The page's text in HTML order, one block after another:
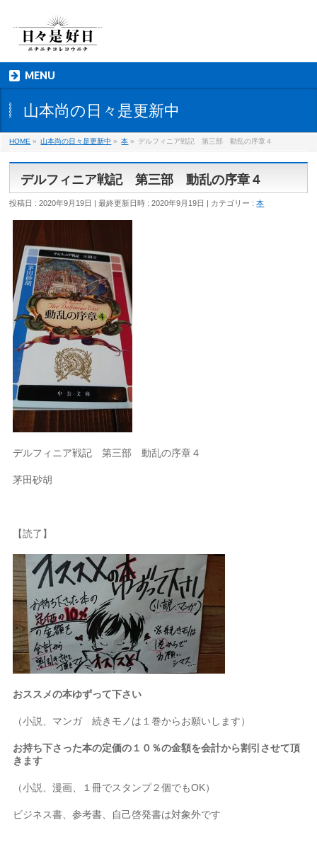
MENU
山本尚の日々是更新中
HOME » 山本尚の日々是更新中 » 本 » デルフィニア戦記 第三部 動乱の序章４
デルフィニア戦記 第三部 動乱の序章４
投稿日 : 2020年9月19日 最終更新日時 : 2020年9月19日 カテゴリー :本
デルフィニア戦記 第三部 動乱の序章４
茅田砂胡
【読了】
おススメの本ゆずって下さい
（小説、マンガ 続きモノは１巻からお願いします）
お持ち下さった本の定価の１０％の金額を会計から割引させて頂
きます
（小説、漫画、１冊でスタンプ２個でもOK）
ビジネス書、参考書、自己啓発書は対象外です